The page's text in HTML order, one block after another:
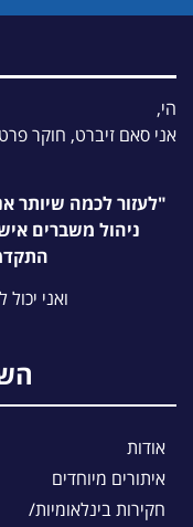
הי,
אני סאם זיברט, חוקר פרטי
"לעזור לכמה שיותר
ניהול משברים
ואני
אודות
איתורים מיוחדים
חקירות בינלאומיות/